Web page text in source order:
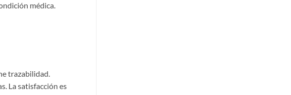
médica.
trazabilidad.
La satisfacción es